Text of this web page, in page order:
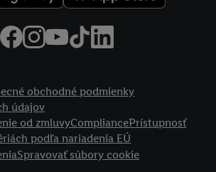
obchodné podmienky
údajov
od zmluvyCompliancePrístupnosť
podľa nariadenia EÚ
Spravovať súbory cookie